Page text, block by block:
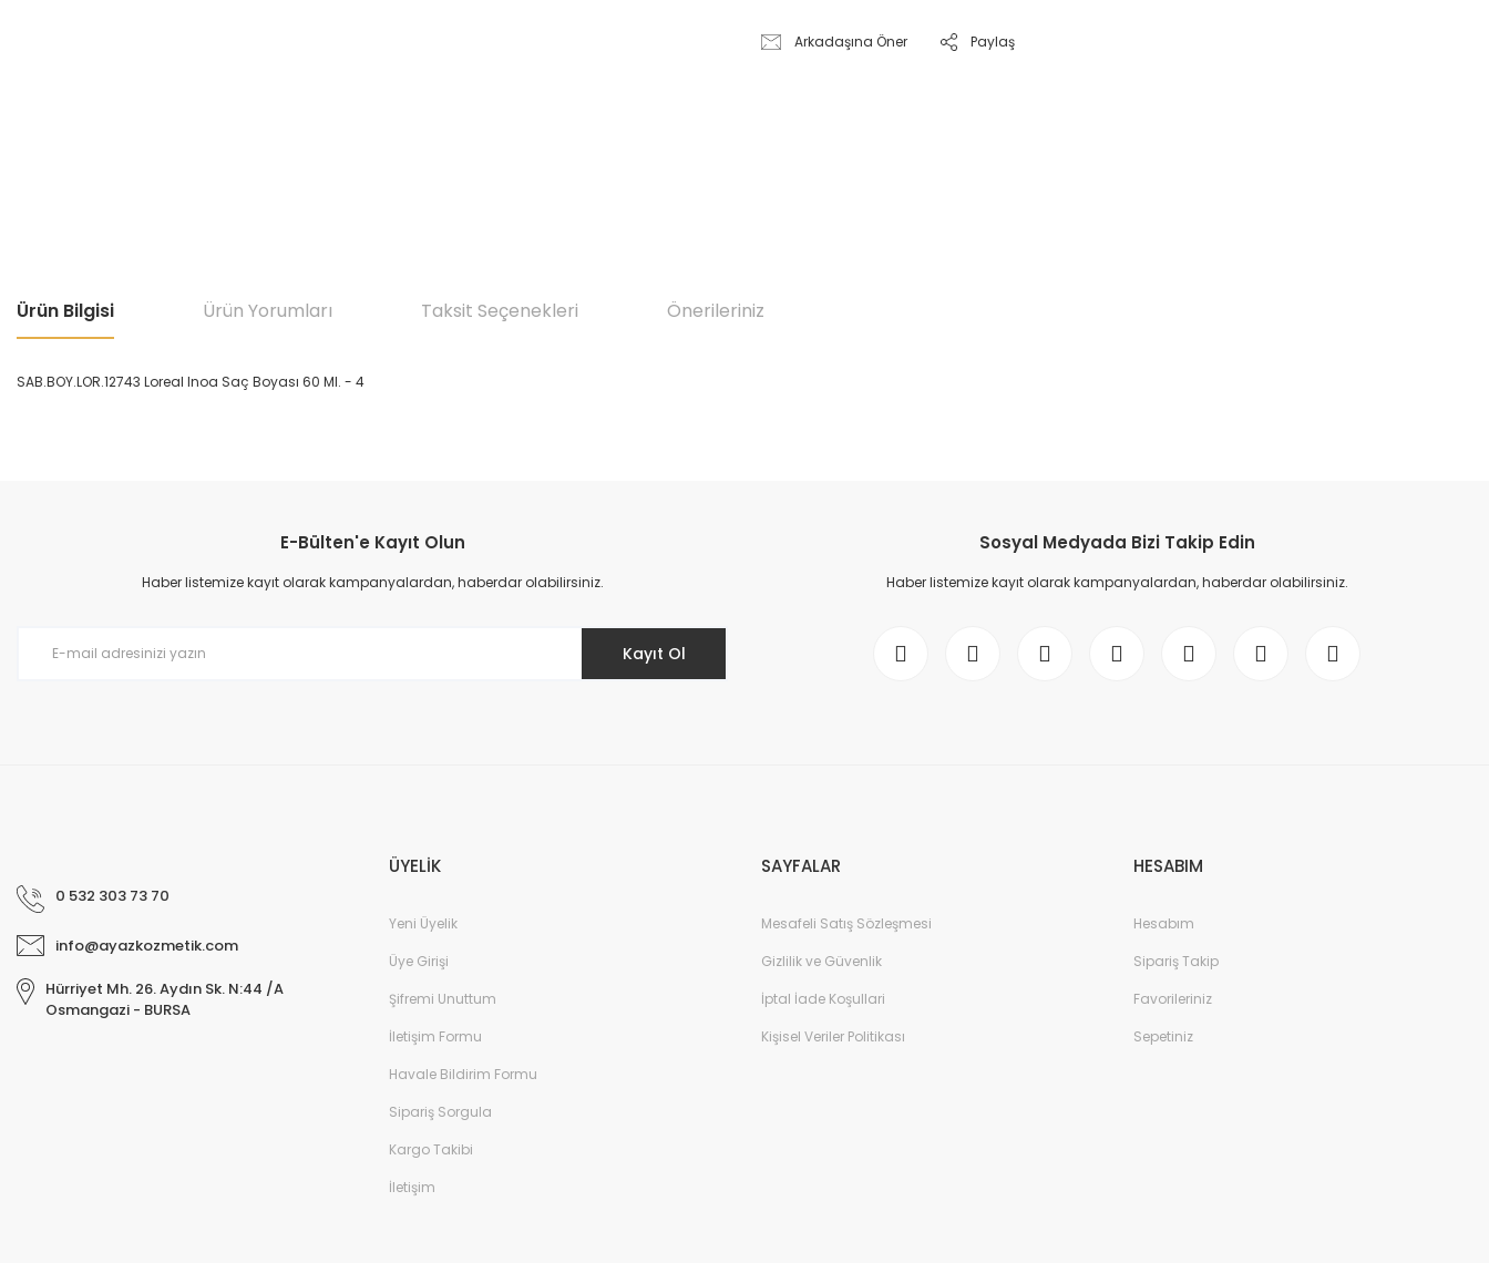
Arkadaşına Öner Paylaş
Ürün Bilgisi Ürün Yorumları Taksit Seçenekleri Önerileriniz
SAB.BOY.LOR.12743 Loreal Inoa Saç Boyası 60 Ml. - 4
Ürün resmi kalitesiz, bozuk veya görüntülenemiyor.
Ürün açıklamasında eksik bilgiler bulunuyor.
E-Bülten'e Kayıt Olun
Haber listemize kayıt olarak kampanyalardan, haberdar olabilirsiniz.
Kayıt Ol
Sosyal Medyada Bizi Takip Edin
Haber listemize kayıt olarak kampanyalardan, haberdar olabilirsiniz.
0 532 303 73 70
info@ayazkozmetik.com
Hürriyet Mh. 26. Aydın Sk. N:44 /A
Osmangazi - BURSA
ÜYELİK
Yeni Üyelik
Üye Girişi
Şifremi Unuttum
İletişim Formu
Havale Bildirim Formu
Sipariş Sorgula
Kargo Takibi
İletişim
SAYFALAR
Mesafeli Satış Sözleşmesi
Gizlilik ve Güvenlik
İptal İade Koşullari
Kişisel Veriler Politikası
HESABIM
Hesabım
Sipariş Takip
Favorileriniz
Sepetiniz